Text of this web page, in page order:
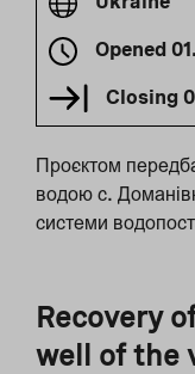
Opened
Closing
Проєктом
водою с.
системи
Recovery
well of the